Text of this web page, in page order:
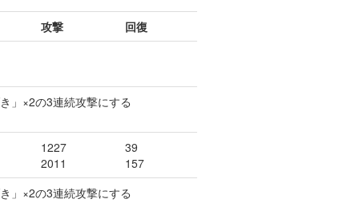
攻撃
回復
」×2の3連続攻撃にする
1227
2011
39
157
」×2の3連続攻撃にする